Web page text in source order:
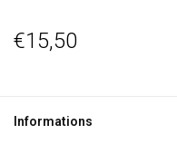
€15,50
Informations